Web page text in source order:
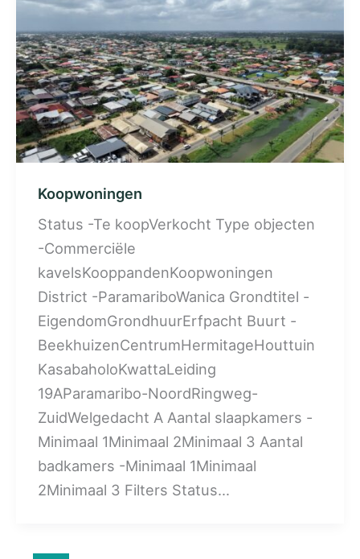
Koopwoningen
Status -Te koopVerkocht Type objecten
-Commerciële
kavelsKooppandenKoopwoningen
District -ParamariboWanica Grondtitel -
EigendomGrondhuurErfpacht Buurt -
BeekhuizenCentrumHermitageHouttuin
KasabaholoKwattaLeiding
19AParamaribo-NoordRingweg-
ZuidWelgedacht A Aantal slaapkamers -
Minimaal 1Minimaal 2Minimaal 3 Aantal
badkamers -Minimaal 1Minimaal
2Minimaal 3 Filters Status…